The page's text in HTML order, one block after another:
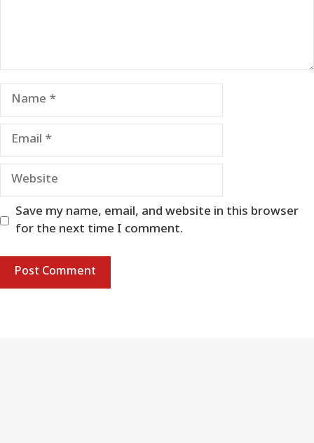
Name
Email
Website
Save my name, email, and website in this browser
for the next time I comment.